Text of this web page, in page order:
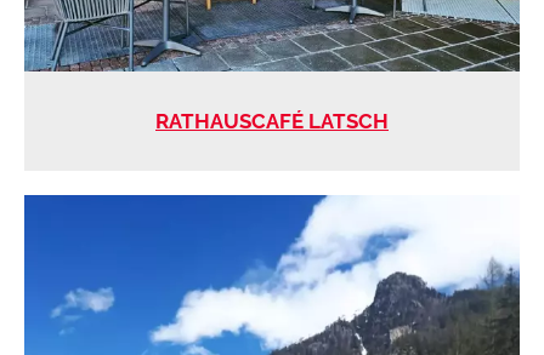
RATHAUSCAFÉ LATSCH